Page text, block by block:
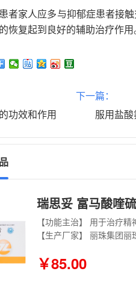
者家人应多与抑郁症患者接
恢复起到良好的辅助治疗作用
功效和作用
下一篇：
服用盐
瑞思妥 富马酸喹
【功能主治】 用于治疗
【生产厂家】 丽珠集团丽
￥85.00